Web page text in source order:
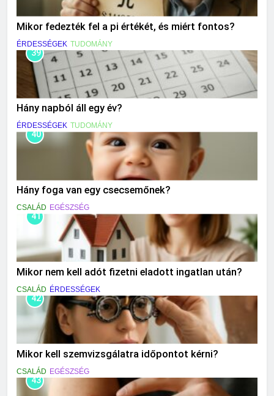
Mikor fedezték fel a pi értékét, és miért fontos?
ÉRDESSÉGEK TUDOMÁNY
39
Hány napból áll egy év?
ÉRDESSÉGEK TUDOMÁNY
40
Hány foga van egy csecsemőnek?
CSALÁD EGÉSZSÉG
41
Mikor nem kell adót fizetni eladott ingatlan után?
CSALÁD ÉRDESSÉGEK
42
Mikor kell szemvizsgálatra időpontot kérni?
CSALÁD EGÉSZSÉG
43